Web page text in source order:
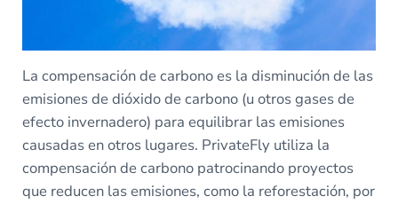
La compensación de carbono es la disminución de las
emisiones de dióxido de carbono (u otros gases de
efecto invernadero) para equilibrar las emisiones
causadas en otros lugares. PrivateFly utiliza la
compensación de carbono patrocinando proyectos
que reducen las emisiones, como la reforestación, por